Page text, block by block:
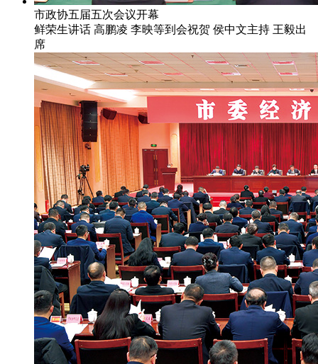
市政协五届五次会议开幕
鲜荣生讲话 高鹏凌 李映等到会祝贺 侯中文主持 王毅出
席